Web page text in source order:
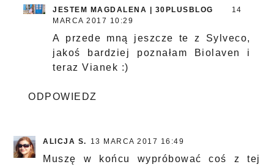
JESTEM MAGDALENA | 30PLUSBLOG
14
MARCA 2017 10:29
A przede mną jeszcze te z Sylveco,
jakoś bardziej poznałam Biolaven i
teraz Vianek :)
ODPOWIEDZ
ALICJA S. 13 MARCA 2017 16:49
Muszę w końcu wypróbować coś z tej